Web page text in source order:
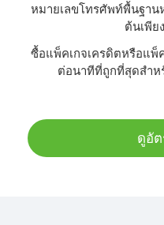
หมายเลขโทรศัพท์พื้นฐาน
ต้นเพีย
ซื้อแพ็คเกจเครดิตหรือแพ็
ต่อนาทีที่ถูกที่สุดสำห
ดูอั